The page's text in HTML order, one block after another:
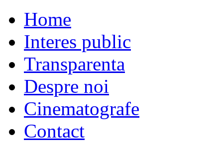
Home
Interes public
Transparenta
Despre noi
Cinematografe
Contact